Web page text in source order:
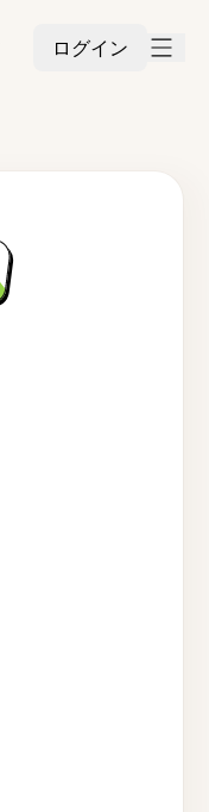
ログイン